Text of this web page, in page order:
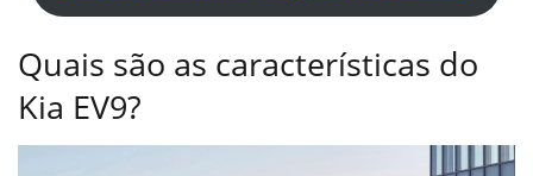
Quais são as características do
Kia EV9?